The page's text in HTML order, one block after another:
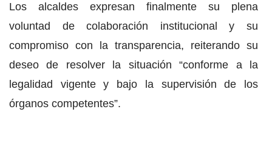
Los alcaldes expresan finalmente su plena
voluntad de colaboración institucional y su
compromiso con la transparencia, reiterando su
deseo de resolver la situación “conforme a la
legalidad vigente y bajo la supervisión de los
órganos competentes”.